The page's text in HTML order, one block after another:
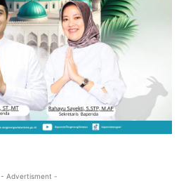
- Advertisment -